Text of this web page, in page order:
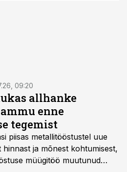
09:20
allhanke
enne
tegemist
piisas metallitööstustel uue
hinnast ja mõnest kohtumisest,
müügitöö muutunud